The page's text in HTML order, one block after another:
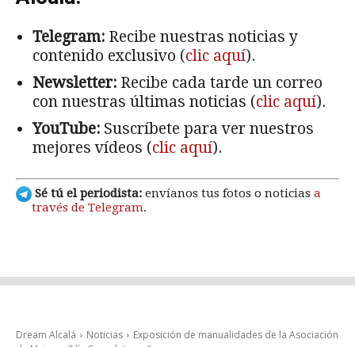
Telegram: Recibe nuestras noticias y
contenido exclusivo (clic aquí).
Newsletter: Recibe cada tarde un correo
con nuestras últimas noticias (clic aquí).
YouTube: Suscríbete para ver nuestros
mejores vídeos (clic aquí).
Sé tú el periodista: envíanos tus fotos o noticias a
través de Telegram.